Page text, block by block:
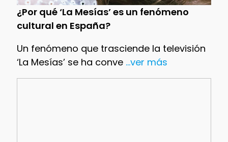
¿Por qué ‘La Mesías’ es un fenómeno
cultural en España?
Un fenómeno que trasciende la televisión
‘La Mesías’ se ha conve...ver más